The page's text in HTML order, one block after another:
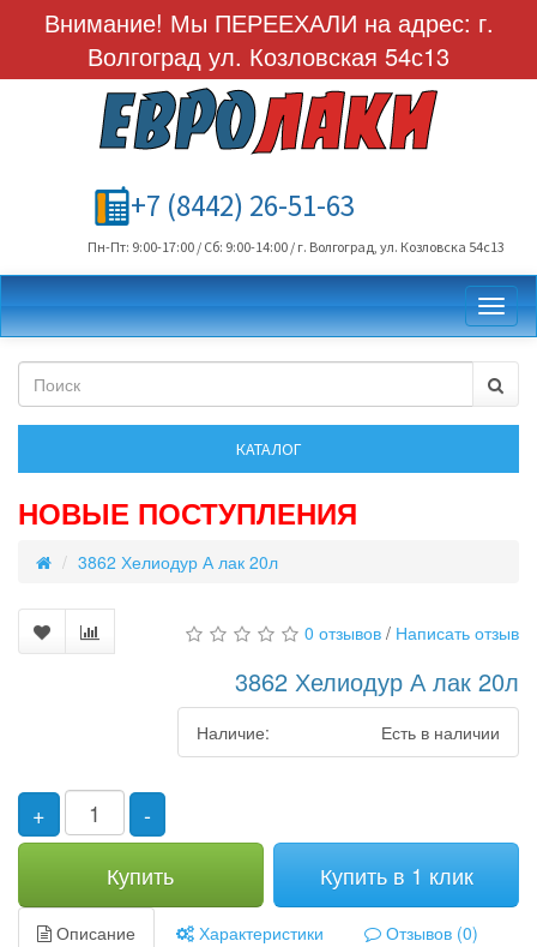
Внимание! Мы ПЕРЕЕХАЛИ на адрес: г.
Волгоград ул. Козловская 54с13
+7 (8442) 26-51-63
Пн-Пт: 9:00-17:00 / Сб: 9:00-14:00 / г. Волгоград, ул. Козловска 54с13
НОВЫЕ ПОСТУПЛЕНИЯ
3862 Хелиодур А лак 20л
0 отзывов / Написать отзыв
3862 Хелиодур А лак 20л
Наличие: Есть в наличии
+
-
Купить
Купить в 1 клик
Описание Характеристики Отзывов (0)